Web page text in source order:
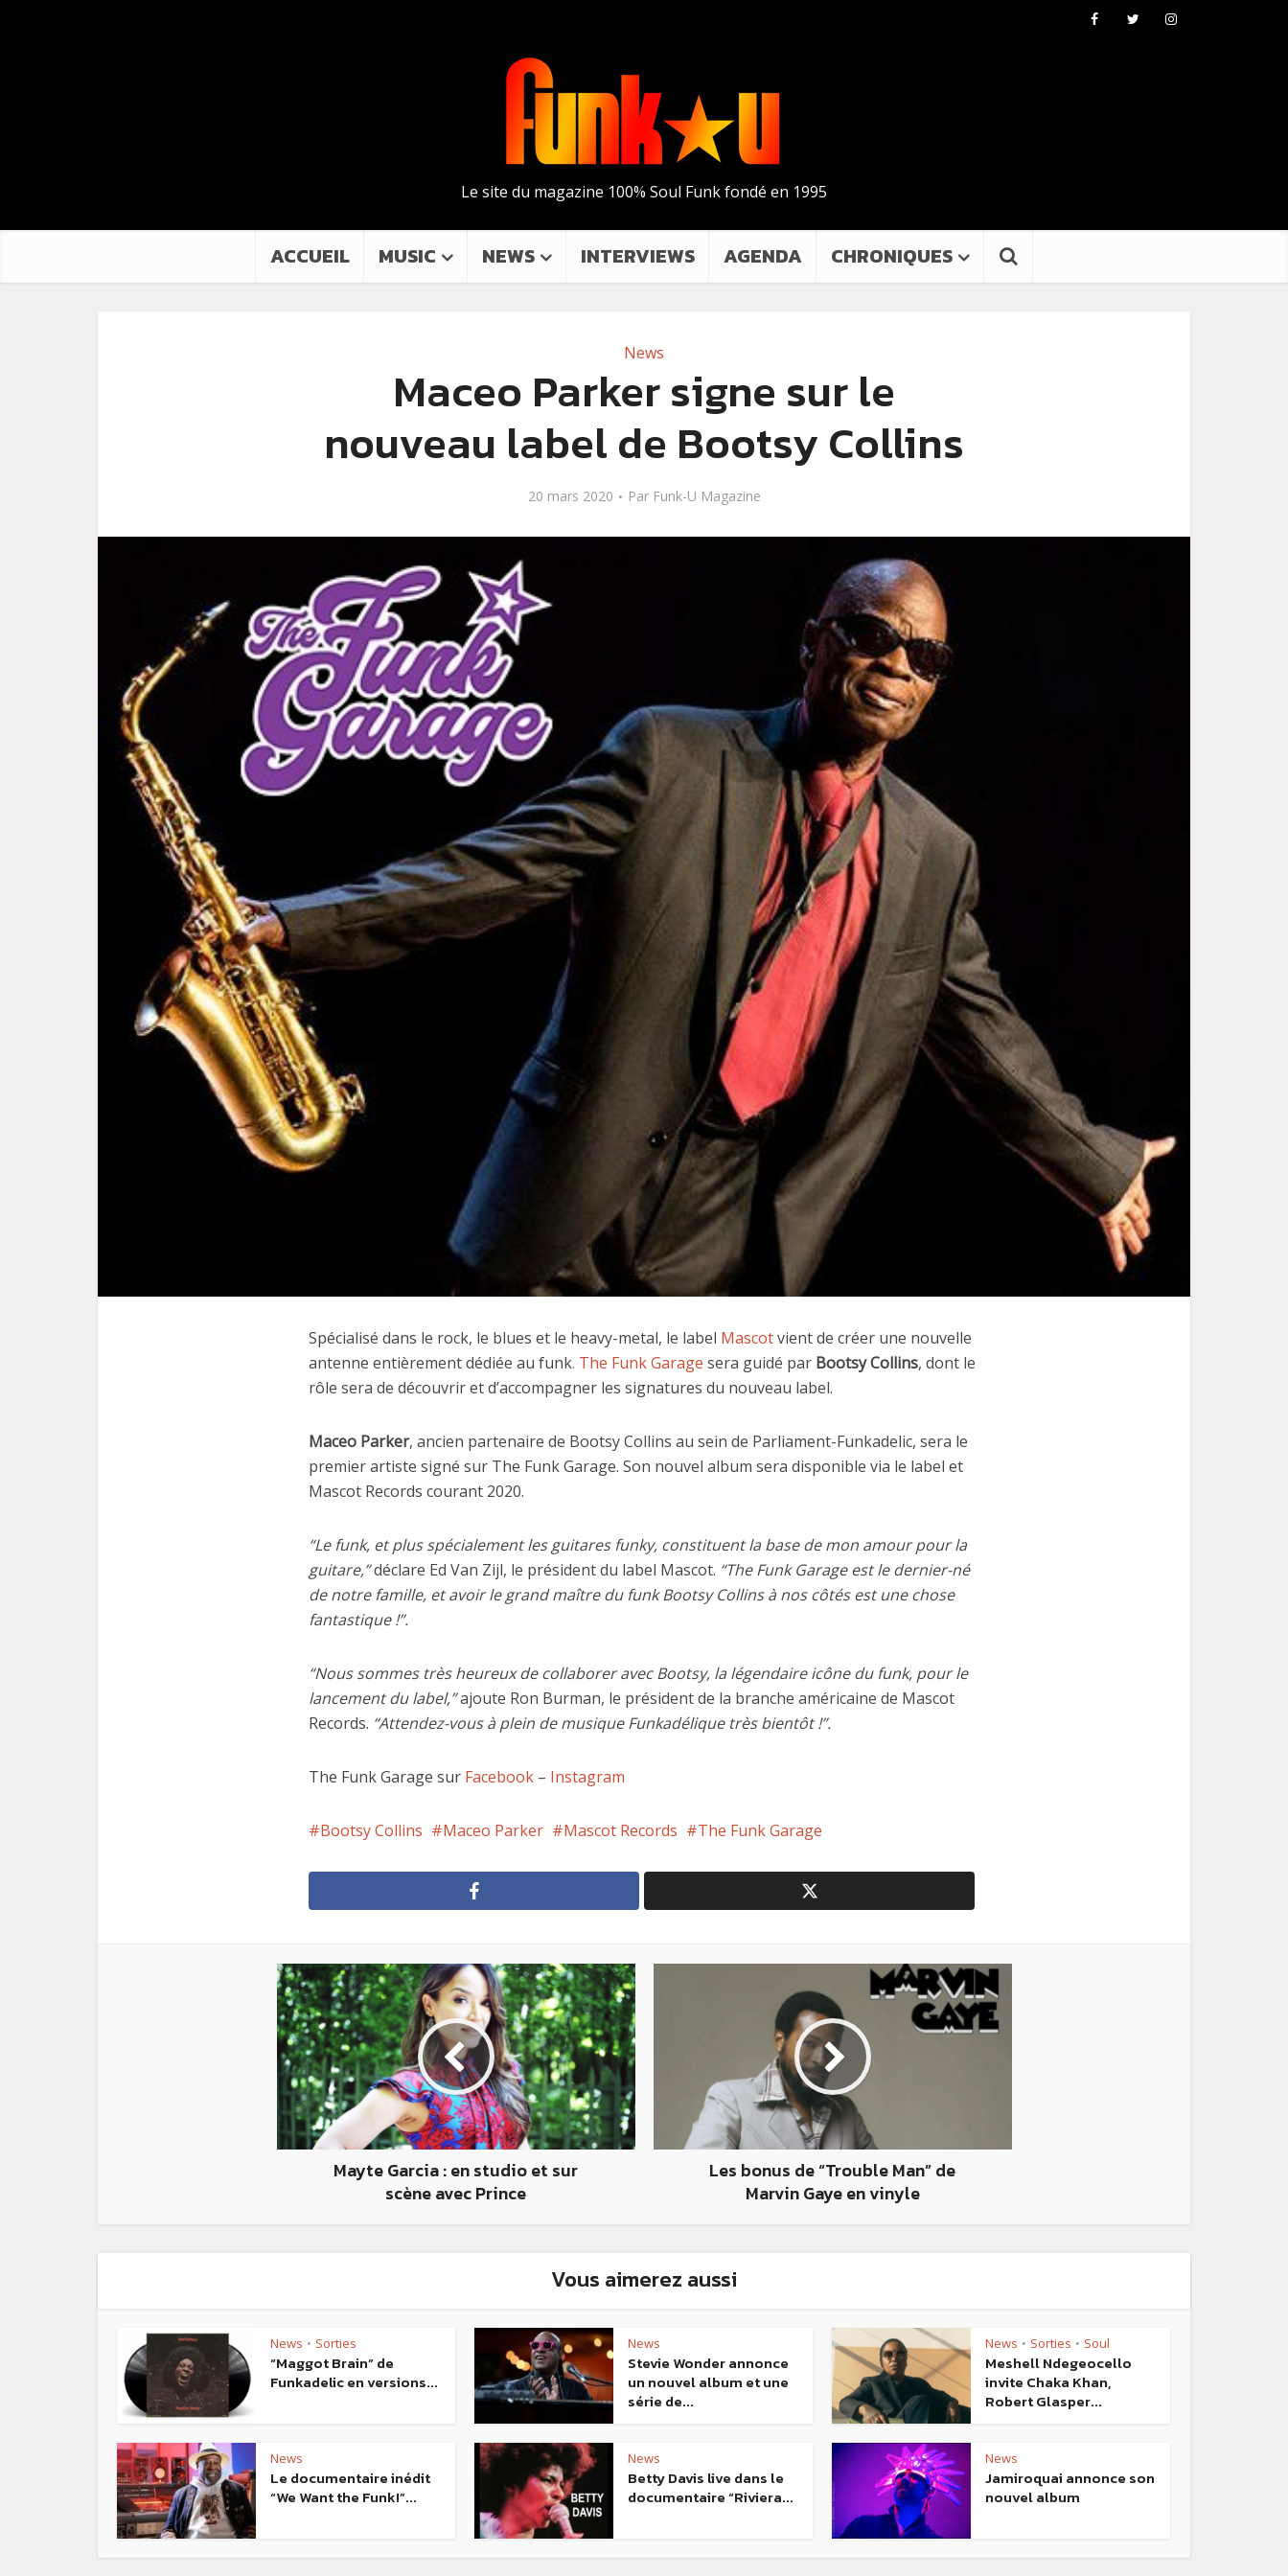
Le site du magazine 100% Soul Funk fondé en 1995
ACCUEIL MUSIC NEWS INTERVIEWS AGENDA CHRONIQUES
News
Maceo Parker signe sur le
nouveau label de Bootsy Collins
20 mars 2020 Par Funk-U Magazine
Spécialisé dans le rock, le blues et le heavy-metal, le label Mascotvient de créer une nouvelle
antenne entièrement dédiée au funk. The Funk Garage sera guidé par Bootsy Collins, dont le
rôle sera de découvrir et d’accompagner les signatures du nouveau label.
Maceo Parker, ancien partenaire de Bootsy Collins au sein de Parliament-Funkadelic, sera le
premier artiste signé sur The Funk Garage. Son nouvel album sera disponible via le label et
Mascot Records courant 2020.
“Le funk, et plus spécialement les guitares funky, constituent la base de mon amour pour la
guitare,”déclare Ed Van Zijl, le président du label Mascot. “The Funk Garage est le dernier-né
de notre famille, et avoir le grand maître du funk Bootsy Collins à nos côtés est une chose
fantastique !”.
“Nous sommes très heureux de collaborer avec Bootsy, la légendaire icône du funk, pour le
lancement du label,”ajoute Ron Burman, le président de la branche américaine de Mascot
Records. “Attendez-vous à plein de musique Funkadélique très bientôt !”.
The Funk Garage sur Facebook – Instagram
Bootsy Collins Maceo Parker Mascot Records The Funk Garage
Mayte Garcia : en studio et sur
scène avec Prince
Les bonus de “Trouble Man” de
Marvin Gaye en vinyle
Vous aimerez aussi
News • Sorties
“Maggot Brain” de
Funkadelic en versions...
News
Stevie Wonder annonce
un nouvel album et une
série de...
News • Sorties • Soul
Meshell Ndegeocello
invite Chaka Khan,
Robert Glasper...
News
Le documentaire inédit
“We Want the Funk!”...
News
Betty Davis live dans le
documentaire “Riviera...
News
Jamiroquai annonce son
nouvel album